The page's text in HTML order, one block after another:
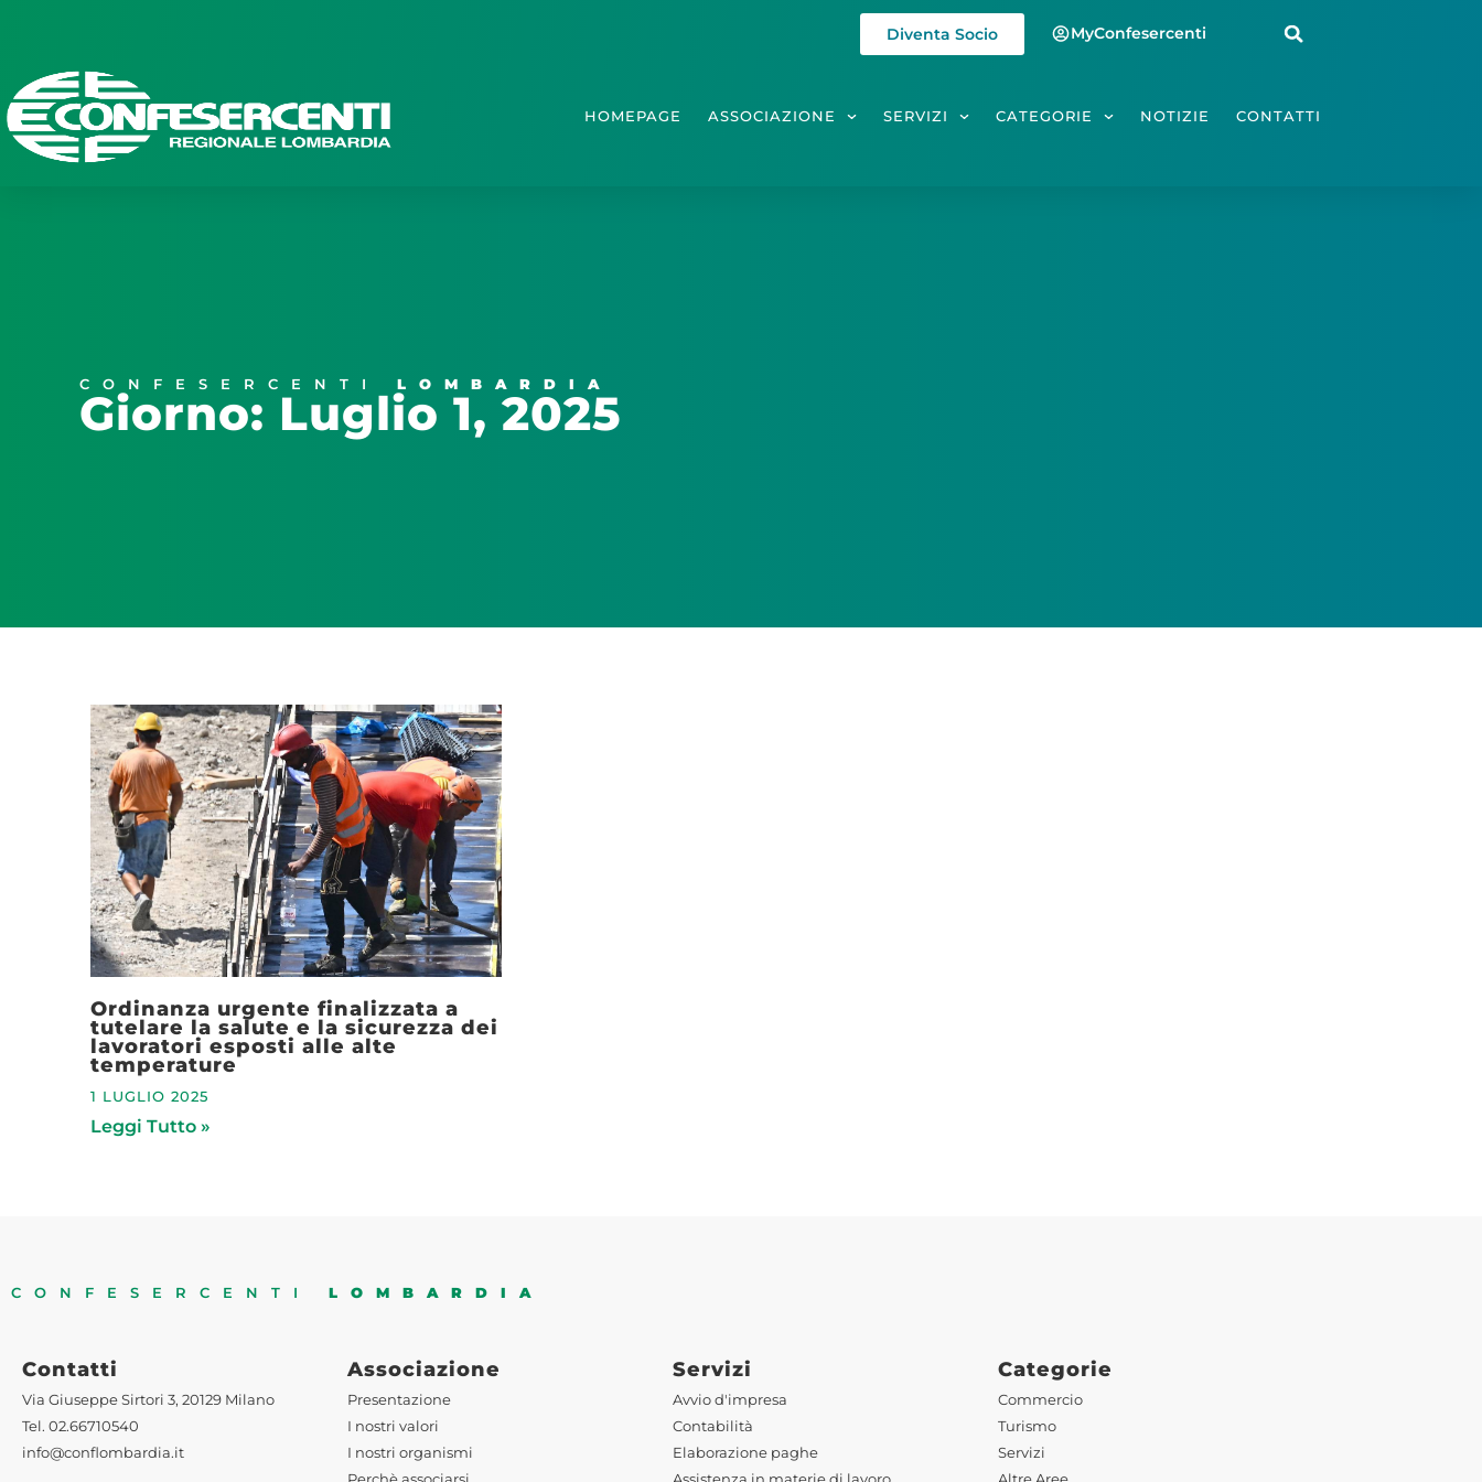
Diventa Socio MyConfesercenti
HOMEPAGE ASSOCIAZIONE SERVIZI CATEGORIE NOTIZIE CONTATTI
CONFESERCENTI LOMBARDIA
Giorno: Luglio 1, 2025
Ordinanza urgente finalizzata a
tutelare la salute e la sicurezza dei
lavoratori esposti alle alte
temperature
1 LUGLIO 2025
Leggi Tutto »
CONFESERCENTI LOMBARDIA
Contatti
Via Giuseppe Sirtori 3, 20129 Milano
Tel. 02.66710540
info@conflombardia.it
Associazione
Presentazione
I nostri valori
I nostri organismi
Servizi
Avvio d'impresa
Contabilità
Elaborazione paghe
Categorie
Commercio
Turismo
Servizi